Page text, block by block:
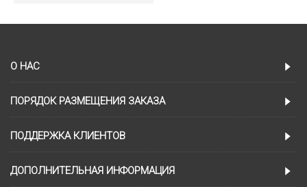
О НАС
ПОРЯДОК РАЗМЕЩЕНИЯ ЗАКАЗА
ПОДДЕРЖКА КЛИЕНТОВ
ДОПОЛНИТЕЛЬНАЯ ИНФОРМАЦИЯ